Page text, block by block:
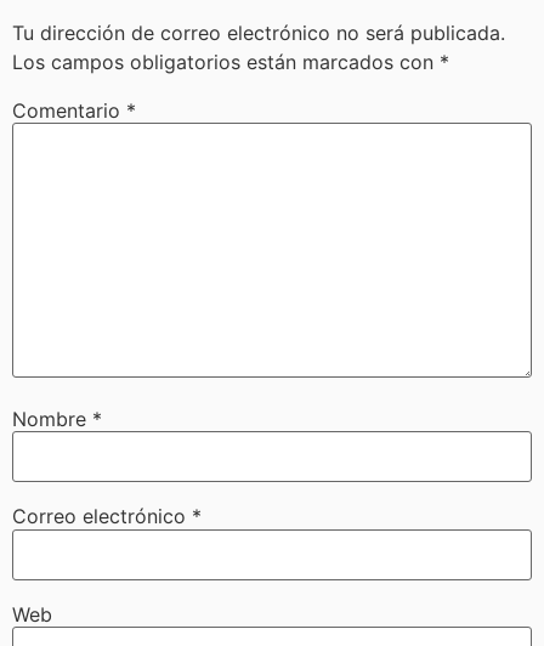
Tu dirección de correo electrónico no será publicada.
Los campos obligatorios están marcados con *
Comentario *
Nombre *
Correo electrónico *
Web